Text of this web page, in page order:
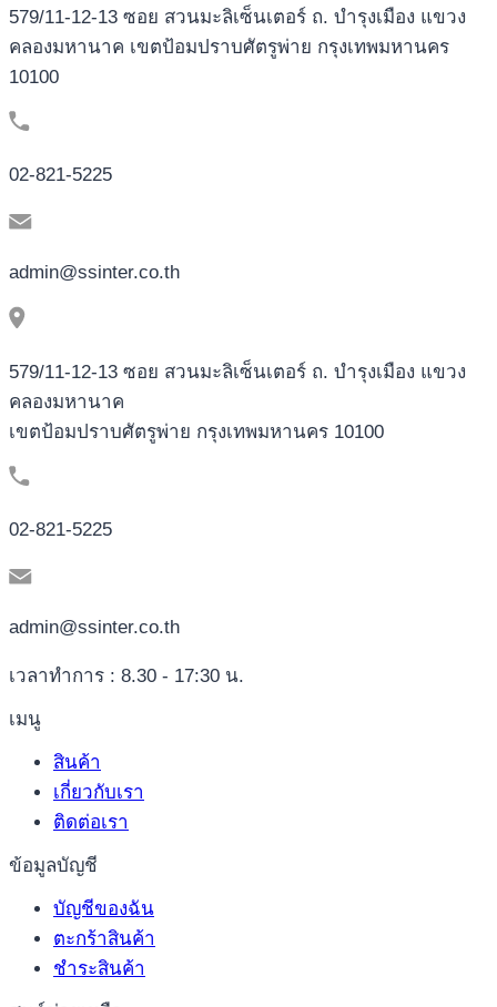
579/11-12-13 ซอย สวนมะลิเซ็นเตอร์ ถ. บำรุงเมือง แขวง
คลองมหานาค เขตป้อมปราบศัตรูพ่าย กรุงเทพมหานคร
10100
02-821-5225
admin@ssinter.co.th
579/11-12-13 ซอย สวนมะลิเซ็นเตอร์ ถ. บำรุงเมือง แขวง
คลองมหานาค
เขตป้อมปราบศัตรูพ่าย กรุงเทพมหานคร 10100
02-821-5225
admin@ssinter.co.th
เวลาทำการ : 8.30 - 17:30 น.
เมนู
สินค้า
เกี่ยวกับเรา
ติดต่อเรา
ข้อมูลบัญชี
บัญชีของฉัน
ตะกร้าสินค้า
ชำระสินค้า